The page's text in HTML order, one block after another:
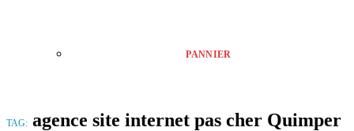
PANNIER
TAG: agence site internet pas cher Quimper